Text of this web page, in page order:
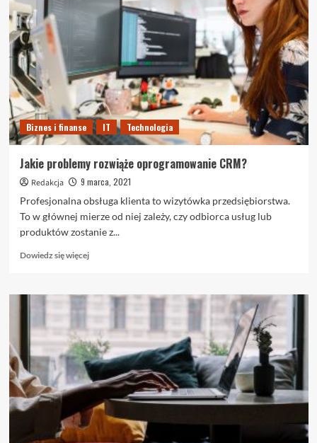
system
potrzeb?
Biznes i finanse IT Technologia
Jakie problemy rozwiąże oprogramowanie CRM?
Redakcja
9 marca, 2021
Profesjonalna obsługa klienta to wizytówka przedsiębiorstwa.
To w głównej mierze od niej zależy, czy odbiorca usług lub
produktów zostanie z...
Dowiedz się więcejDowiedz
o
rozwiąże
oprogramowanie
CRM?